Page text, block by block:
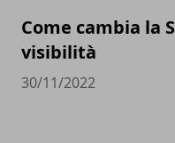
Come cambia la
visibilità
30/11/2022